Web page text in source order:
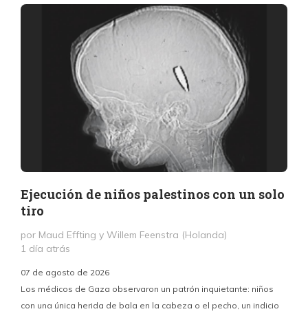
Ejecución de niños palestinos con un solo
tiro
por Maud Effting y Willem Feenstra (Holanda)
1 día atrás
07 de agosto de 2026
Los médicos de Gaza observaron un patrón inquietante: niños
con una única herida de bala en la cabeza o el pecho, un indicio